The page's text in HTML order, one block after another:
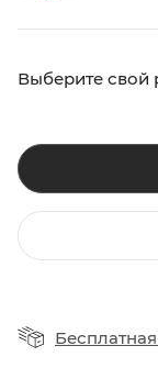
Выберите свой